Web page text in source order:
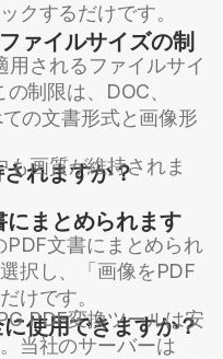
クするだけです。
ァイルサイズの制
用されるファイルサイ
制限は、DOC、
の文書形式と画像形
れますか？
画質が維持されま
にまとめられます
PDF文書にまとめられ
択し、「画像をPDF
けです。
使用できますか？
PDF変換ツールは安
当社のサーバーは